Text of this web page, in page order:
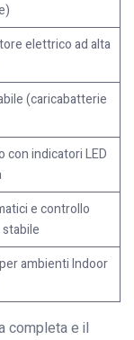
elettrico ad alta
(caricabatterie
con indicatori LED
e controllo
ambienti Indoor
completa e il